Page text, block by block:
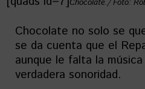
Chocolate./ Foto:
Chocolate no solo se
se da cuenta que el
aunque le falta la
verdadera sonoridad.